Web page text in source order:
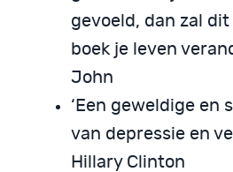
gevoeld, dan zal
boek je leven
John
‘Een geweldige en
van depressie en
Hillary Clinton